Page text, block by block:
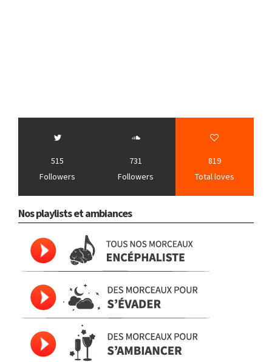
515
Followers
731
Followers
819
Total loves
Nos playlists et ambiances